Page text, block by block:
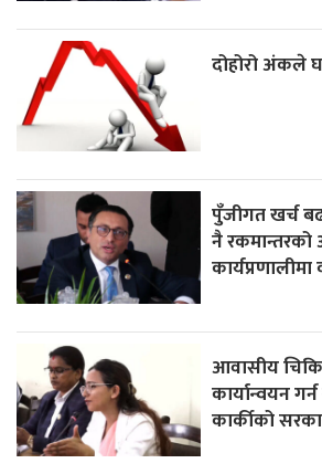
दोहोरो अंकले
पुँजीगत खर्च
नै रकमान्तरको
आवासीय
कार्यान्वयन
कार्कीको